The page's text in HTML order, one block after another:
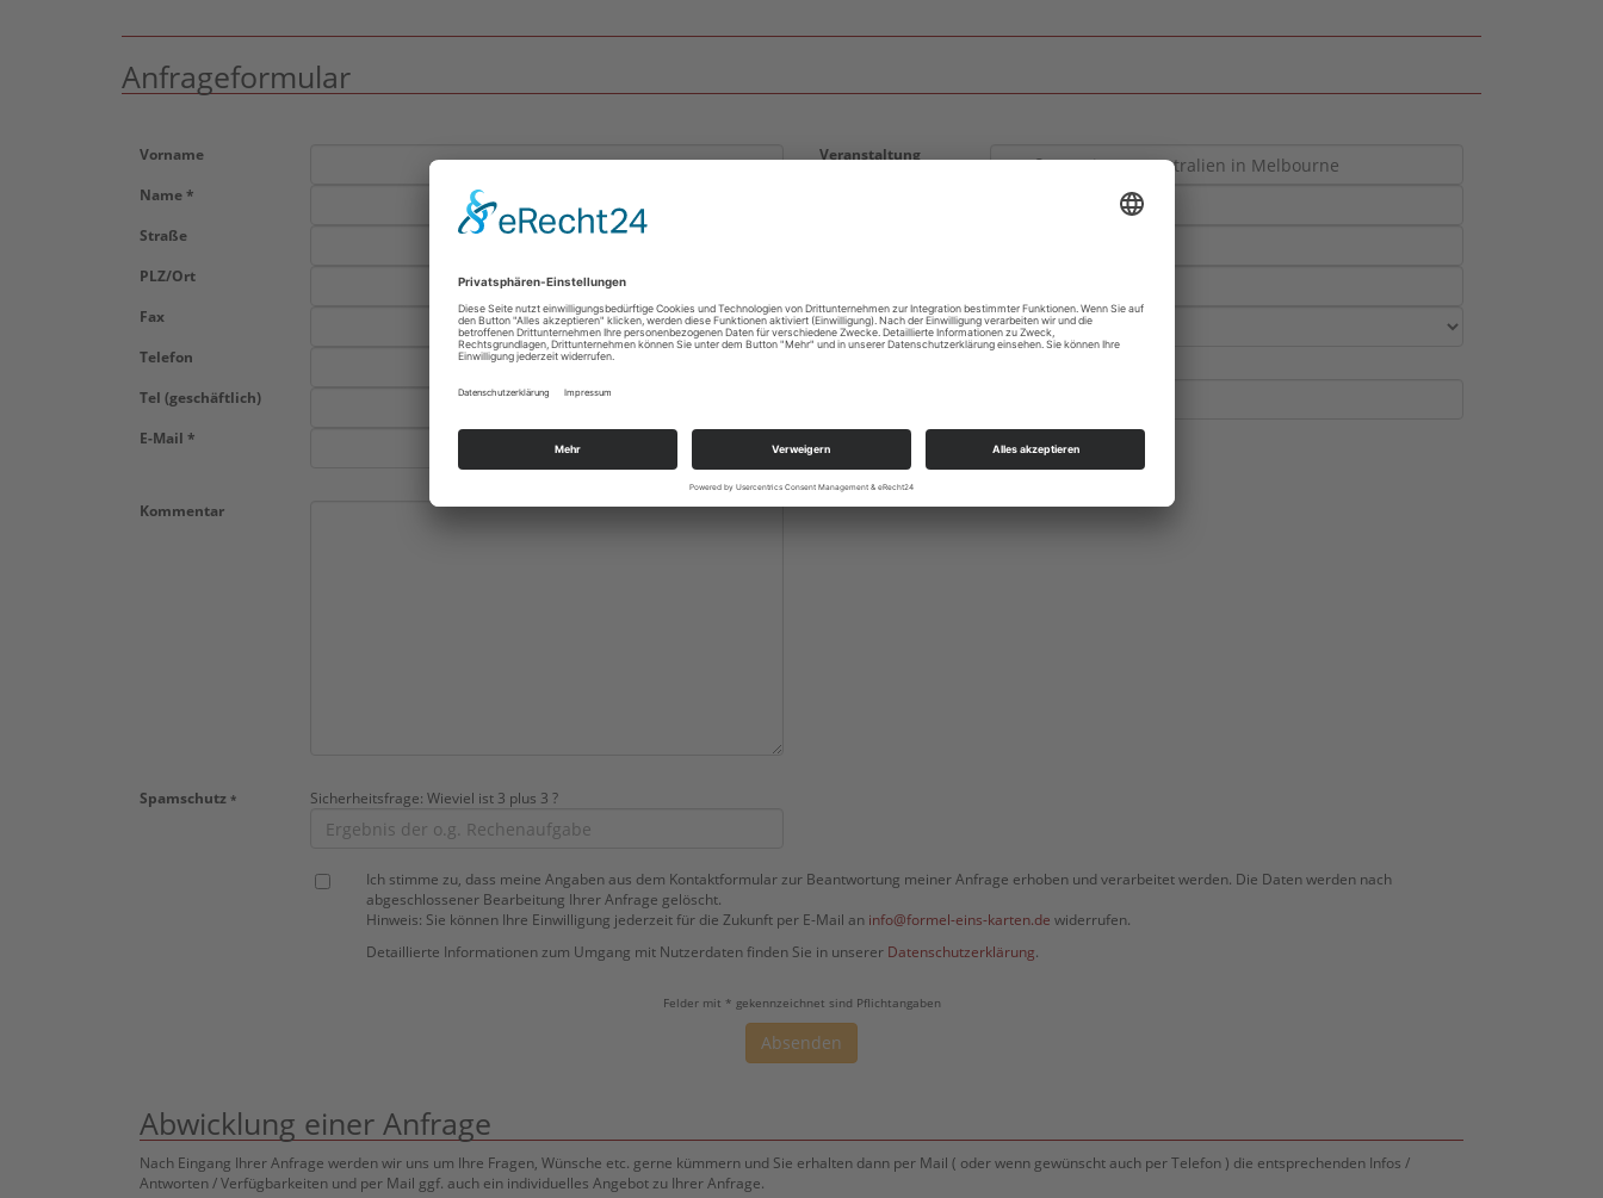
Anfrageformular
Vorname
Name *
Straße
PLZ/Ort
Fax
Telefon
Tel (geschäftlich)
E-Mail *
Kommentar
Spamschutz * Sicherheitsfrage: Wieviel ist 3 plus 3 ?
Veranstaltung
Anzahl der
Karten/Personen *
Ich stimme zu, dass meine Angaben aus dem Kontaktformular zur Beantwortung meiner Anfrage erhoben und verarbeitet werden. Die Daten werden nach
abgeschlossener Bearbeitung Ihrer Anfrage gelöscht.
Hinweis: Sie können Ihre Einwilligung jederzeit für die Zukunft per E-Mail an info@formel-eins-karten.de widerrufen.
Detaillierte Informationen zum Umgang mit Nutzerdaten finden Sie in unserer Datenschutzerklärung.
Felder mit * gekennzeichnet sind Pflichtangaben
Absenden
Abwicklung einer Anfrage
Nach Eingang Ihrer Anfrage werden wir uns um Ihre Fragen, Wünsche etc. gerne kümmern und Sie erhalten dann per Mail ( oder wenn gewünscht auch per Telefon ) die entsprechenden Infos /
Antworten / Verfügbarkeiten und per Mail ggf. auch ein individuelles Angebot zu Ihrer Anfrage.